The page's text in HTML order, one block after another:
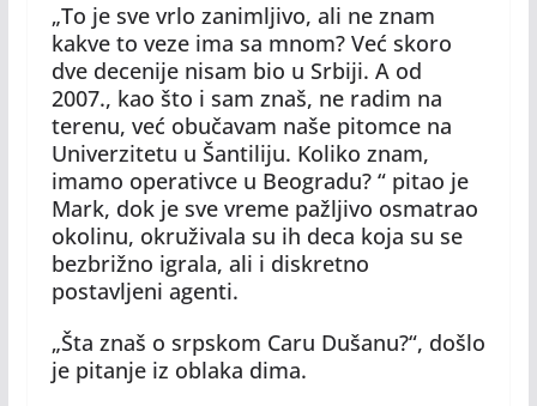
„To je sve vrlo zanimljivo, ali ne znam
kakve to veze ima sa mnom? Već skoro
dve decenije nisam bio u Srbiji. A od
2007., kao što i sam znaš, ne radim na
terenu, već obučavam naše pitomce na
Univerzitetu u Šantiliju. Koliko znam,
imamo operativce u Beogradu? “ pitao je
Mark, dok je sve vreme pažljivo osmatrao
okolinu, okruživala su ih deca koja su se
bezbrižno igrala, ali i diskretno
postavljeni agenti.
„Šta znaš o srpskom Caru Dušanu?“, došlo
je pitanje iz oblaka dima.